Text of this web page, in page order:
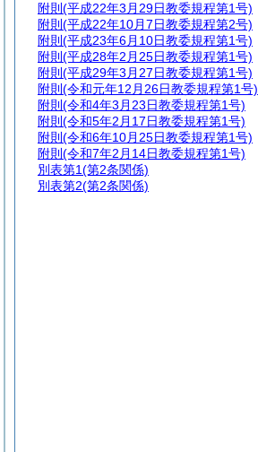
附則 (平成22年3月29日教委規程第1号)
附則 (平成22年10月7日教委規程第2号)
附則 (平成23年6月10日教委規程第1号)
附則 (平成28年2月25日教委規程第1号)
附則 (平成29年3月27日教委規程第1号)
附則 (令和元年12月26日教委規程第1号)
附則 (令和4年3月23日教委規程第1号)
附則 (令和5年2月17日教委規程第1号)
附則 (令和6年10月25日教委規程第1号)
附則 (令和7年2月14日教委規程第1号)
別表第1(第2条関係)
別表第2(第2条関係)